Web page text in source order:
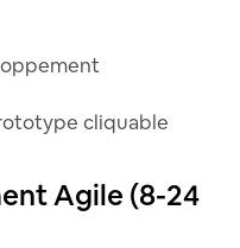
cliquable
Agile (8-24